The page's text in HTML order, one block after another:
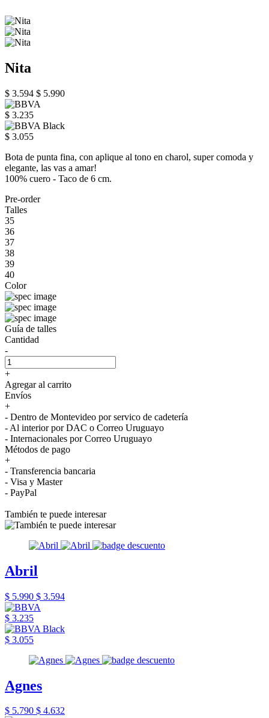
Nita
$ 3.594 $ 5.990
$ 3.235
$ 3.055
Bota de punta fina, con aplique al tono en charol, super comoda y
elegante, las vas a amar!
100% cuero - Taco de 6 cm.
Pre-order
Talles
35
36
37
38
39
40
Color
Guía de talles
Cantidad
-
+
Agregar al carrito
Envíos
+
- Dentro de Montevideo por servico de cadetería
- Al interior por DAC o Correo Uruguayo
- Internacionales por Correo Uruguayo
Métodos de pago
+
- Transferencia bancaria
- Visa y Master
- PayPal
También te puede interesar
Abril
$ 5.990 $ 3.594
$ 3.235
$ 3.055
Agnes
$ 5.790 $ 4.632